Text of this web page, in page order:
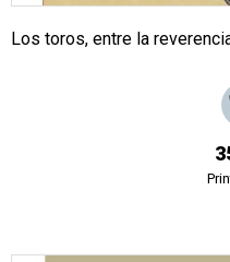
Los toros, entre la